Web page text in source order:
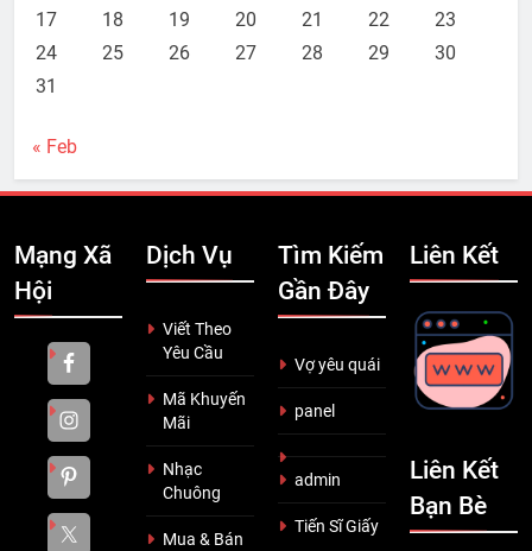
17
18 19 20 21 22
23
24
25 26 27 28 29
30
31
« Feb
Mạng Xã
Hội
Dịch Vụ
Viết Theo
Yêu Cầu
Mã Khuyến
Mãi
Nhạc
Chuông
Mua & Bán
Tìm Kiếm
Gần Đây
Vợ yêu quái
panel
admin
Tiến Sĩ Giấy
Liên Kết
Liên Kết
Bạn Bè